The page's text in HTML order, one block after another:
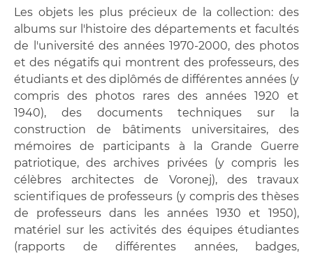
Les objets les plus précieux de la collection: des
albums sur l'histoire des départements et facultés
de l'université des années 1970-2000, des photos
et des négatifs qui montrent des professeurs, des
étudiants et des diplômés de différentes années (y
compris des photos rares des années 1920 et
1940), des documents techniques sur la
construction de bâtiments universitaires, des
mémoires de participants à la Grande Guerre
patriotique, des archives privées (y compris les
célèbres architectes de Voronej), des travaux
scientifiques de professeurs (y compris des thèses
de professeurs dans les années 1930 et 1950),
matériel sur les activités des équipes étudiantes
(rapports de différentes années, badges,